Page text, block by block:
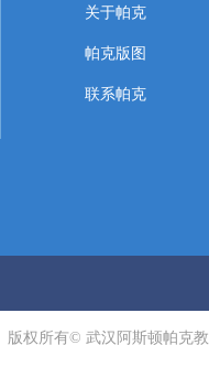
关于帕克
帕克版图
联系帕克
版权所有© 武汉阿斯顿帕克